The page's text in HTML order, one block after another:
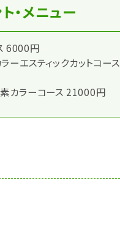
・メニュー
6000円
エスティックカットコース
カラーコース 21000円